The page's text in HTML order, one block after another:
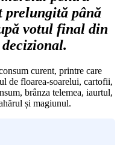
prelungită până
votul final din
curent, printre care
de floarea-soarelui, cartofii,
brânza telemea, iaurtul,
și magiunul.